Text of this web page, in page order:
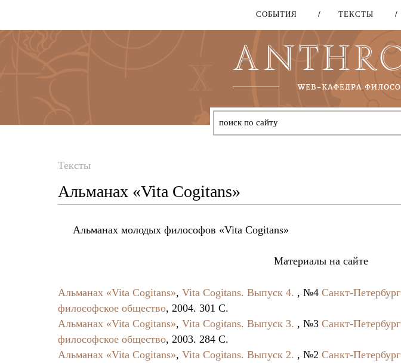
Перейти
основному
содержанию
СОБЫТИЯ ТЕКСТЫ
здесь
Тексты
Альманах «Vita Cogitans»
Альманах молодых философов «Vita Cogitans»
Материалы на сайте
Альманах «Vita Cogitans», Vita Cogitans. Выпуск 4. , №4 Санкт-Петербург
философское общество, 2004. 301 C.
Альманах «Vita Cogitans», Vita Cogitans. Выпуск 3. , №3 Санкт-Петербург
философское общество, 2003. 284 C.
Альманах «Vita Cogitans», Vita Cogitans. Выпуск 2. , №2 Санкт-Петербург